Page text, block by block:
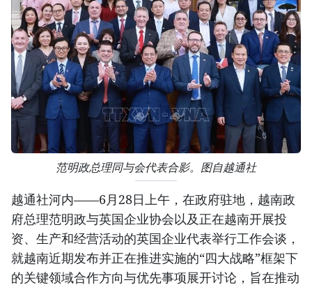
范明政总理同与会代表合影。图自越通社
越通社河内——6月28日上午，在政府驻地，越南政
府总理范明政与英国企业协会以及正在越南开展投
资、生产和经营活动的英国企业代表举行工作会谈，
就越南近期发布并正在推进实施的“四大战略”框架下
的关键领域合作方向与优先事项展开讨论，旨在推动